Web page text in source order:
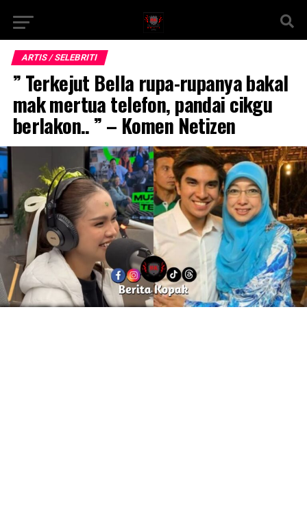
ARTIS / SELEBRITI
” Terkejut Bella rupa-rupanya bakal
mak mertua telefon, pandai cikgu
berlakon.. ” – Komen Netizen